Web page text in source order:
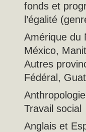
fonds et
l’égalité
Amérique du
México,
Autres
Fédéral,
Travail social
Anglais et